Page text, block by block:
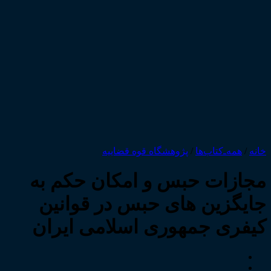
خانه / همه‌ـ‌کتاب‌ها / پژوهشگاه قوه قضاییه
مجازات حبس و امکان حکم به
جایگزین های حبس در قوانین
کیفری جمهوری اسلامی ایران